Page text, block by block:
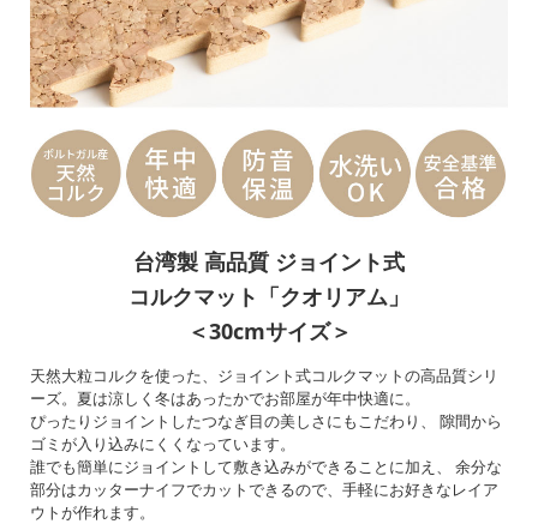
台湾製 高品質 ジョイント式
コルクマット「クオリアム」
＜30cmサイズ＞
天然大粒コルクを使った、ジョイント式コルクマットの高品質シリ
ーズ。夏は涼しく冬はあったかでお部屋が年中快適に。
ぴったりジョイントしたつなぎ目の美しさにもこだわり、 隙間から
ゴミが入り込みにくくなっています。
誰でも簡単にジョイントして敷き込みができることに加え、 余分な
部分はカッターナイフでカットできるので、手軽にお好きなレイア
ウトが作れます。